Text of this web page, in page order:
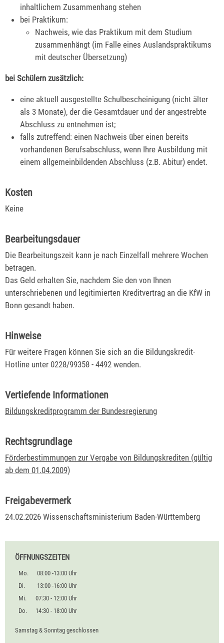
inhaltlichem Zusammenhang stehen
bei Praktikum:
Nachweis, wie das Praktikum mit dem Studium
zusammenhängt (im Falle eines Auslandspraktikums
mit deutscher Übersetzung)
bei Schülern zusätzlich:
eine aktuell ausgestellte Schulbescheinigung (nicht älter
als 3 Monate), der die Gesamtdauer und der angestrebte
Abschluss zu entnehmen ist;
falls zutreffend: einen Nachweis über einen bereits
vorhandenen Berufsabschluss, wenn Ihre Ausbildung mit
einem allgemeinbildenden Abschluss (z.B. Abitur) endet.
Kosten
Keine
Bearbeitungsdauer
Die Bearbeitungszeit kann je nach Einzelfall mehrere Wochen
betragen.
Das Geld erhalten Sie, nachdem Sie den von Ihnen
unterschriebenen und legitimierten Kreditvertrag an die KfW in
Bonn gesandt haben.
Hinweise
Für weitere Fragen können Sie sich an die Bildungskredit-
Hotline unter 0228/99358 - 4492 wenden.
Vertiefende Informationen
Bildungskreditprogramm der Bundesregierung
Rechtsgrundlage
Förderbestimmungen zur Vergabe von Bildungskrediten (gültig
ab dem 01.04.2009)
Freigabevermerk
24.02.2026 Wissenschaftsministerium Baden-Württemberg
ÖFFNUNGSZEITEN
Mo.
08:00 -13:00 Uhr
Di.
13:00 -16:00 Uhr
Mi.
07:30 - 12:00 Uhr
Do.
14:30 - 18:00 Uhr
Samstag & Sonntag geschlossen